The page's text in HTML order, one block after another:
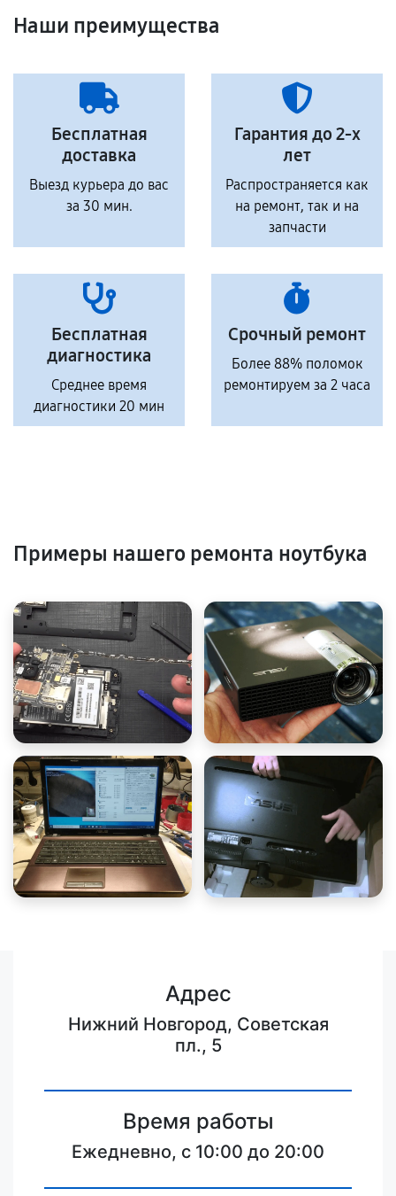
Наши преимущества
Бесплатная
доставка
Выезд курьера до вас
за 30 мин.
Гарантия до 2-х
лет
Распространяется как
на ремонт, так и на
запчасти
Бесплатная
диагностика
Среднее время
диагностики 20 мин
Срочный ремонт
Более 88% поломок
ремонтируем за 2 часа
Примеры нашего ремонта ноутбука
Адрес
Нижний Новгород, Советская
пл., 5
Время работы
Ежедневно, с 10:00 до 20:00